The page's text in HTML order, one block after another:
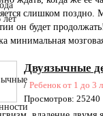
слишком поздно.
он будет
минимальная
Двуязычные
/ Ребенок от 1 до 3
Просмотров: 25240